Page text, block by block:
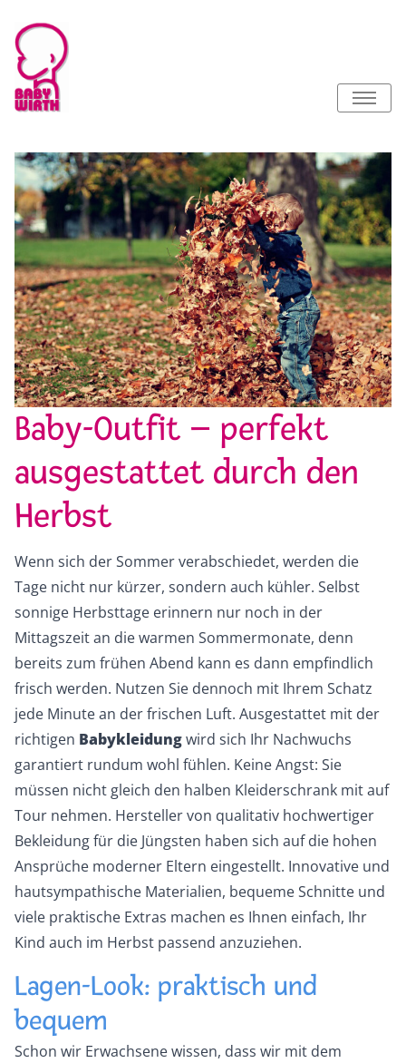
Baby-Outfit – perfekt
ausgestattet durch den
Herbst
Wenn sich der Sommer verabschiedet, werden die
Tage nicht nur kürzer, sondern auch kühler. Selbst
sonnige Herbsttage erinnern nur noch in der
Mittagszeit an die warmen Sommermonate, denn
bereits zum frühen Abend kann es dann empfindlich
frisch werden. Nutzen Sie dennoch mit Ihrem Schatz
jede Minute an der frischen Luft. Ausgestattet mit der
richtigen Babykleidungwird sich Ihr Nachwuchs
garantiert rundum wohl fühlen. Keine Angst: Sie
müssen nicht gleich den halben Kleiderschrank mit auf
Tour nehmen. Hersteller von qualitativ hochwertiger
Bekleidung für die Jüngsten haben sich auf die hohen
Ansprüche moderner Eltern eingestellt. Innovative und
hautsympathische Materialien, bequeme Schnitte und
viele praktische Extras machen es Ihnen einfach, Ihr
Kind auch im Herbst passend anzuziehen.
Lagen-Look: praktisch und
bequem
Schon wir Erwachsene wissen, dass wir mit dem